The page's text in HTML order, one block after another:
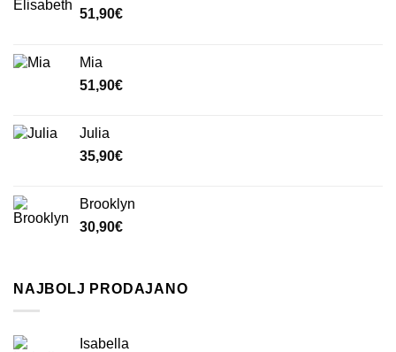
51,90€
Mia
51,90€
Julia
35,90€
Brooklyn
30,90€
NAJBOLJ PRODAJANO
Isabella